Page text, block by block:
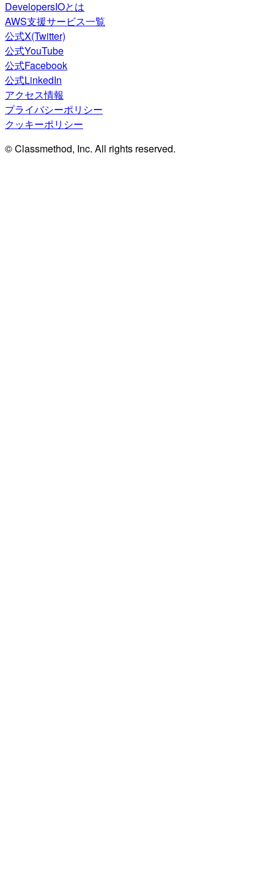
DevelopersIOとは
AWS支援サービス一覧
公式X(Twitter)
公式YouTube
公式Facebook
公式LinkedIn
アクセス情報
プライバシーポリシー
クッキーポリシー
© Classmethod, Inc. All rights reserved.